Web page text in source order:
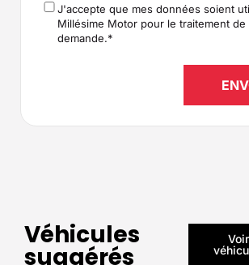
RGPD*
J'accepte que mes données soient
Millésime Motor pour le traitement de
demande.*
Véhicules
suggérés